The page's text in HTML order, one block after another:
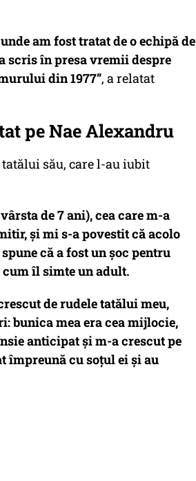
am fost tratat de o echipă de
scris în presa vremii despre
din 1977”, a relatat
pe Nae Alexandru
său, care l-au iubit
de 7 ani), cea care m-a
și mi s-a povestit că acolo
că a fost un șoc pentru
cum îl simte un adult.
de rudele tatălui meu,
bunica mea era cea mijlocie,
anticipat și m-a crescut pe
împreună cu soțul ei și au